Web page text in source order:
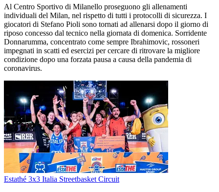
Al Centro Sportivo di Milanello proseguono gli allenamenti
individuali del Milan, nel rispetto di tutti i protocolli di sicurezza. I
giocatori di Stefano Pioli sono tornati ad allenarsi dopo il giorno di
riposo concesso dal tecnico nella giornata di domenica. Sorridente
Donnarumma, concentrato come sempre Ibrahimovic, rossoneri
impegnati in scatti ed esercizi per cercare di ritrovare la migliore
condizione dopo una forzata pausa a causa della pandemia di
coronavirus.
Estathé 3x3 Italia Streetbasket Circuit